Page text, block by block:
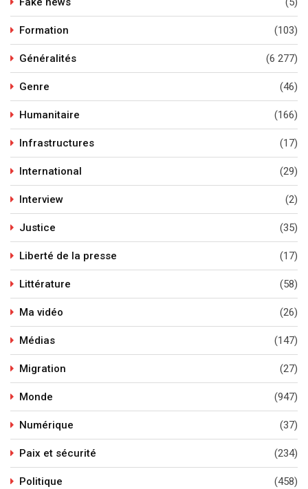
Formation (103)
Généralités (6 277)
Genre (46)
Humanitaire (166)
Infrastructures (17)
International (29)
Interview (2)
Justice (35)
Liberté de la presse (17)
Littérature (58)
Ma vidéo (26)
Médias (147)
Migration (27)
Monde (947)
Numérique (37)
Paix et sécurité (234)
Politique (458)